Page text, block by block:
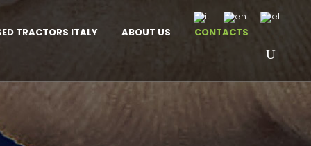
TRACTORS ITALY ABOUT US CONTACTS